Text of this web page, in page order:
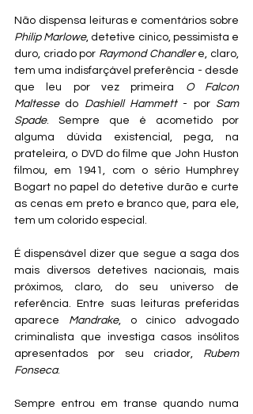
Philip Marlowe, detetive cínico, pessimista e
duro, criado por Raymond Chandler e, claro,
tem uma indisfarçável preferência - desde
que leu por vez primeira O Falcon
Maltesse do Dashiell Hammett - por Sam
Spade. Sempre que é acometido por
alguma dúvida existencial, pega, na
prateleira, o DVD do filme que John Huston
filmou, em 1941, com o sério Humphrey
Bogart no papel do detetive durão e curte
as cenas em preto e branco que, para ele,
tem um colorido especial.
É dispensável dizer que segue a saga dos
mais diversos detetives nacionais, mais
próximos, claro, do seu universo de
referência. Entre suas leituras preferidas
aparece Mandrake, o cínico advogado
criminalista que investiga casos insólitos
apresentados por seu criador, Rubem
Fonseca.
Sempre entrou em transe quando numa